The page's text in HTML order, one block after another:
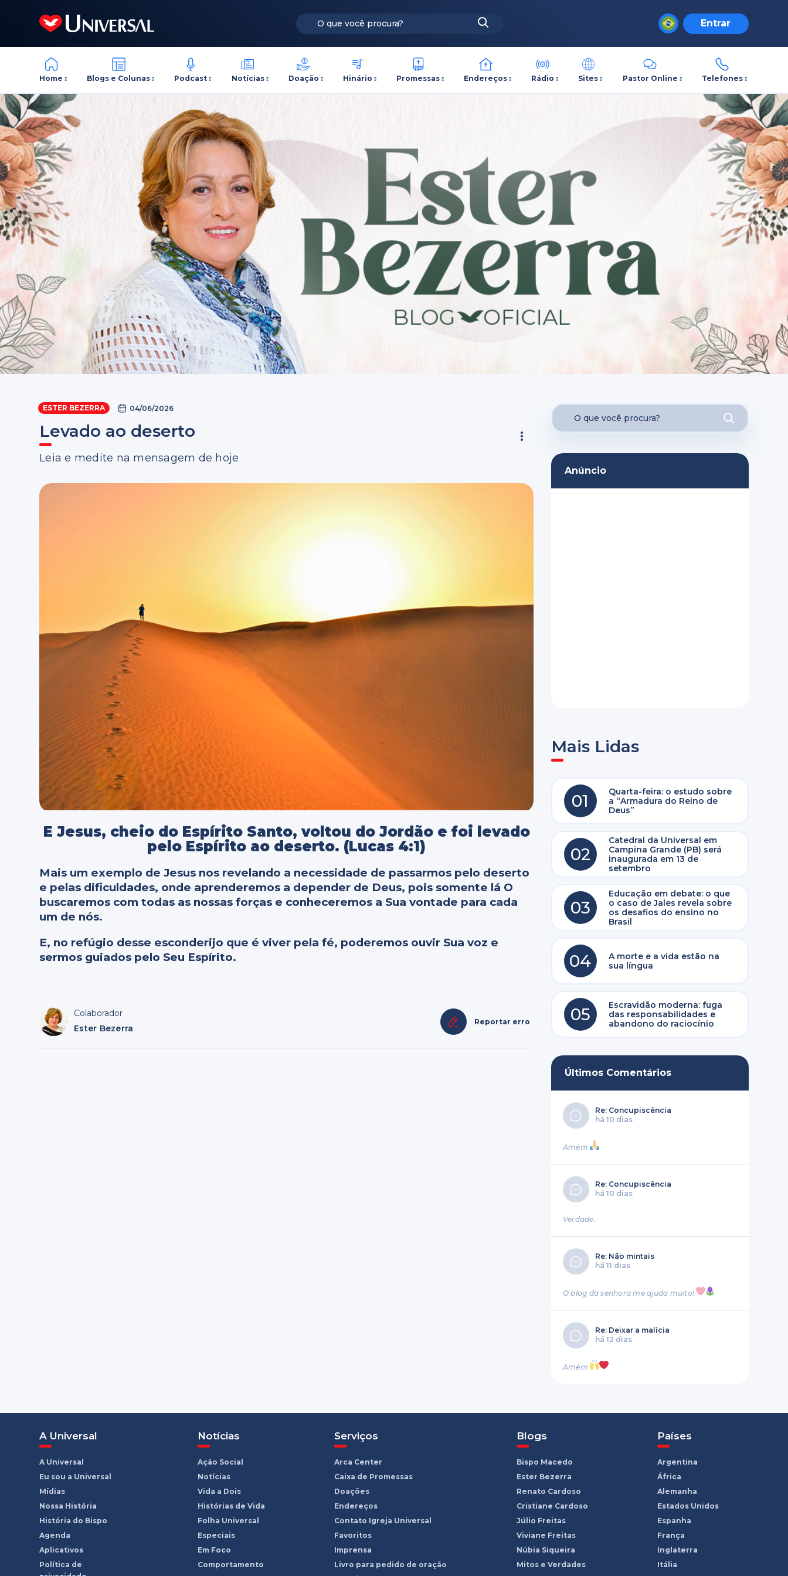
Entrar
Home Blogs e Colunas Podcast Notícias Doação Hinário Promessas Endereços Rádio Sites Pastor Online Telefones
ESTER BEZERRA 04/06/2026
Levado ao deserto
Leia e medite na mensagem de hoje
E Jesus, cheio do Espírito Santo, voltou do Jordão e foi levado
pelo Espírito ao deserto. (Lucas 4:1)
Mais um exemplo de Jesus nos revelando a necessidade de passarmos pelo deserto
e pelas dificuldades, onde aprenderemos a depender de Deus, pois somente lá O
buscaremos com todas as nossas forças e conheceremos a Sua vontade para cada
um de nós.
E, no refúgio desse esconderijo que é viver pela fé, poderemos ouvir Sua voz e
sermos guiados pelo Seu Espírito.
Colaborador
Ester Bezerra
Reportar erro
Anúncio
Mais Lidas
01
Quarta-feira: o estudo sobre
a “Armadura do Reino de
Deus”
02
Catedral da Universal em
Campina Grande (PB) será
inaugurada em 13 de
setembro
03
Educação em debate: o que
o caso de Jales revela sobre
os desafios do ensino no
Brasil
04
A morte e a vida estão na
sua língua
05
Escravidão moderna: fuga
das responsabilidades e
abandono do raciocínio
Últimos Comentários
Re: Concupiscência
há 10 dias
Amém
Re: Concupiscência
há 10 dias
Verdade.
Re: Não mintais
há 11 dias
O blog da senhora me ajuda muito!
Re: Deixar a malícia
há 12 dias
Amém
A Universal
A Universal
Eu sou a Universal
Mídias
Nossa História
História do Bispo
Agenda
Aplicativos
Política de
Notícias
Ação Social
Notícias
Vida a Dois
Histórias de Vida
Folha Universal
Especiais
Em Foco
Comportamento
Serviços
Arca Center
Caixa de Promessas
Doações
Endereços
Contato Igreja Universal
Favoritos
Imprensa
Livro para pedido de oração
Blogs
Bispo Macedo
Ester Bezerra
Renato Cardoso
Cristiane Cardoso
Júlio Freitas
Viviane Freitas
Núbia Siqueira
Mitos e Verdades
Países
Argentina
África
Alemanha
Estados Unidos
Espanha
França
Inglaterra
Itália